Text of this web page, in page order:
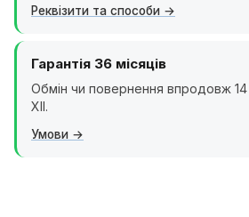
Реквізити та способи
Гарантія 36 місяців
Обмін чи повернення впродовж
XII.
Умови